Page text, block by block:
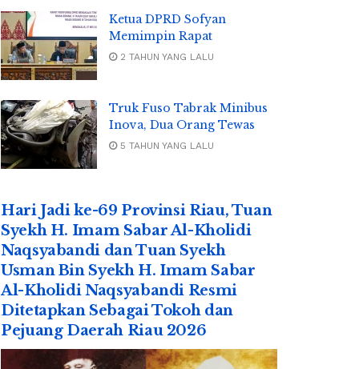
Ketua DPRD Sofyan
Memimpin Rapat
2 TAHUN YANG LALU
Truk Fuso Tabrak Minibus
Inova, Dua Orang Tewas
5 TAHUN YANG LALU
Hari Jadi ke-69 Provinsi Riau, Tuan
Syekh H. Imam Sabar Al-Kholidi
Naqsyabandi dan Tuan Syekh
Usman Bin Syekh H. Imam Sabar
Al-Kholidi Naqsyabandi Resmi
Ditetapkan Sebagai Tokoh dan
Pejuang Daerah Riau 2026